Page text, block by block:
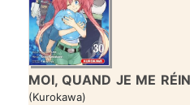
MOI, QUAND JE ME
(Kurokawa)